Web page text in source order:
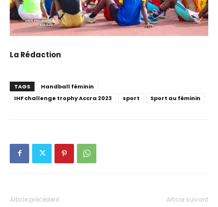
La Rédaction
TAGS
Handball féminin
IHF challenge trophy Accra 2023
sport Sport au féminin
Article précédent Article suivant